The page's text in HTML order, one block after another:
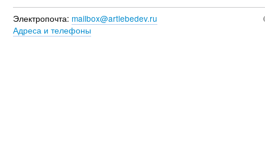
Электропочта: mailbox@artlebedev.ru
Адреса и телефоны